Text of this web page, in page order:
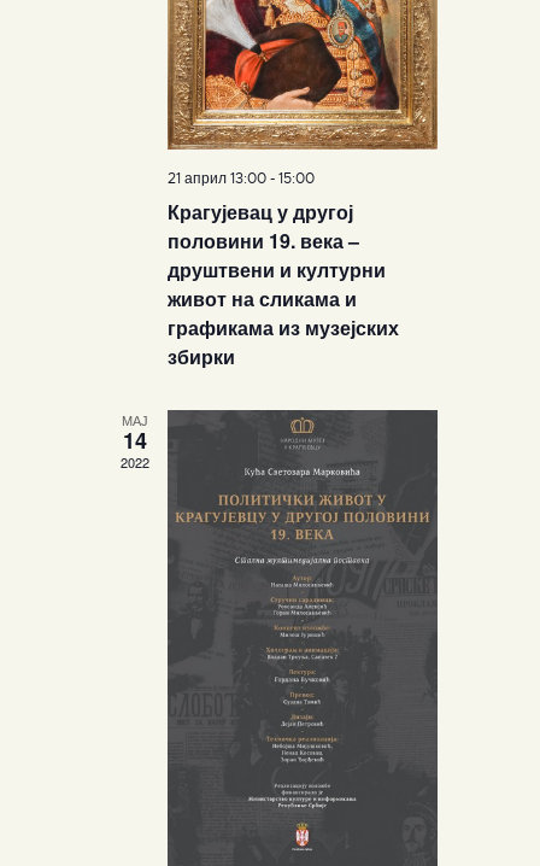
n
d
V
i
N
a
v
a
i
o
g
a
t
i
o
21 април 13:00-15:00
Крагујевац у другој
половини 19. века –
друштвени и културни
живот на сликама и
графикама из музејских
збирки
МАЈ
14
2022